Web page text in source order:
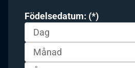
Födelsedatum: (*)